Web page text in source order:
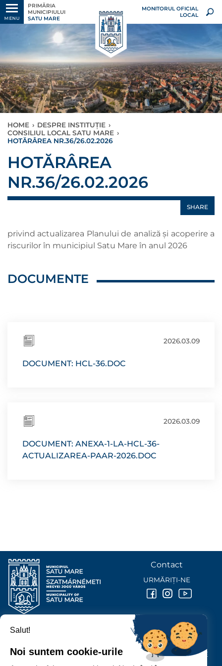
MENU
PRIMĂRIA
MUNICIPIULUI
SATU MARE
MONITORUL OFICIAL
LOCAL
HOME › DESPRE INSTITUȚIE ›
CONSILIUL LOCAL SATU MARE ›
HOTĂRÂREA NR.36/26.02.2026
HOTĂRÂREA
NR.36/26.02.2026
SHARE
privind actualizarea Planului de analiză şi acoperire a
riscurilor în municipiul Satu Mare în anul 2026
DOCUMENTE
2026.03.09
DOCUMENT: HCL-36.DOC
2026.03.09
DOCUMENT: ANEXA-1-LA-HCL-36-
ACTUALIZAREA-PAAR-2026.DOC
PRIMĂRIA MUNICIPIULUI
P-ȚA 25 OCTOMBRIE, NR. 1 CORP M, 440026 SATU MARE
Contact
URMĂRIȚI-NE
Salut!
Noi suntem cookie-urile